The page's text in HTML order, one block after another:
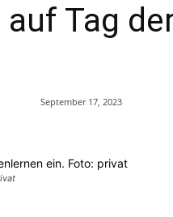
Tag
September 17, 2023